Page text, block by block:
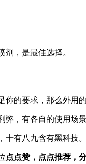
，是最佳选择。
的要求，那么外用
，有各自的使用场
有八九含有黑科技。
点点赞，点点推荐，